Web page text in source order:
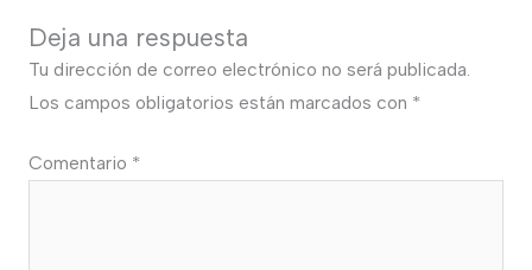
Deja una respuesta
Tu dirección de correo electrónico no será publicada.
Los campos obligatorios están marcados con *
Comentario *